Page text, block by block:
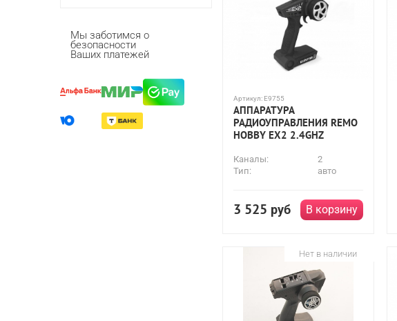
Мы заботимся о
безопасности
Ваших платежей
Артикул: E9755
АППАРАТУРА
РАДИОУПРАВЛЕНИЯ REMO
HOBBY EX2 2.4GHZ
Каналы:
2
Тип:
авто
3 525 руб В корзину
Нет в наличии